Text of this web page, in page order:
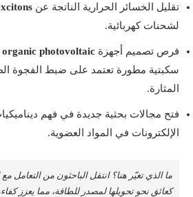
تقليل الخسائر الحرارية الناتجة عن
لشحنات كهربائية.
فرص تصميم أجهزة organic photovoltaic
سكبتية مطورة تعتمد على ضبط الفجوة
المثارة.
فتح مجالات بحثية جديدة في فهم
الإلكترونات في المواد العضوية.
ما الذي تغيّر هنا؟ انتقل الباحثون من التعامل مع
كعائق نحو تحويلها لمصدر للطاقة، مما يعزز